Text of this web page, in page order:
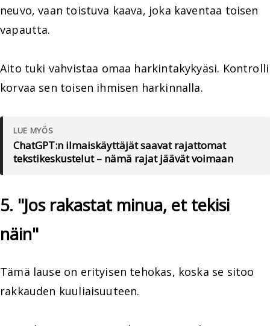
neuvo, vaan toistuva kaava, joka kaventaa toisen
vapautta.
Aito tuki vahvistaa omaa harkintakykyäsi. Kontrolli
korvaa sen toisen ihmisen harkinnalla.
LUE MYÖS
ChatGPT:n ilmaiskäyttäjät saavat rajattomat
tekstikeskustelut – nämä rajat jäävät voimaan
5. "Jos rakastat minua, et tekisi
näin"
Tämä lause on erityisen tehokas, koska se sitoo
rakkauden kuuliaisuuteen.